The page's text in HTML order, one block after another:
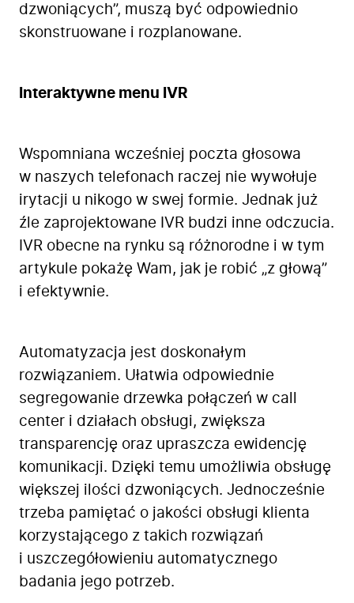
dzwoniących”, muszą być odpowiednio
skonstruowane i rozplanowane.
Interaktywne menu IVR
Wspomniana wcześniej poczta głosowa
w naszych telefonach raczej nie wywołuje
irytacji u nikogo w swej formie. Jednak już
źle zaprojektowane IVR budzi inne odczucia.
IVR obecne na rynku są różnorodne i w tym
artykule pokażę Wam, jak je robić „z głową”
i efektywnie.
Automatyzacja jest doskonałym
rozwiązaniem. Ułatwia odpowiednie
segregowanie drzewka połączeń w call
center i działach obsługi, zwiększa
transparencję oraz upraszcza ewidencję
komunikacji. Dzięki temu umożliwia obsługę
większej ilości dzwoniących. Jednocześnie
trzeba pamiętać o jakości obsługi klienta
korzystającego z takich rozwiązań
i uszczegółowieniu automatycznego
badania jego potrzeb.